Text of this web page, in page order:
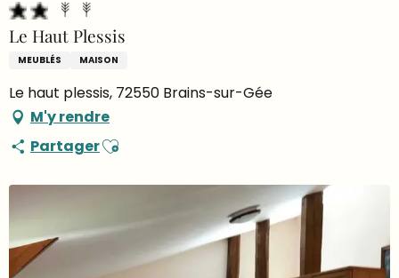
Le Haut Plessis
MEUBLÉS MAISON
Le haut plessis, 72550 Brains-sur-Gée
M'y rendre
PartagerAjouter aux favoris